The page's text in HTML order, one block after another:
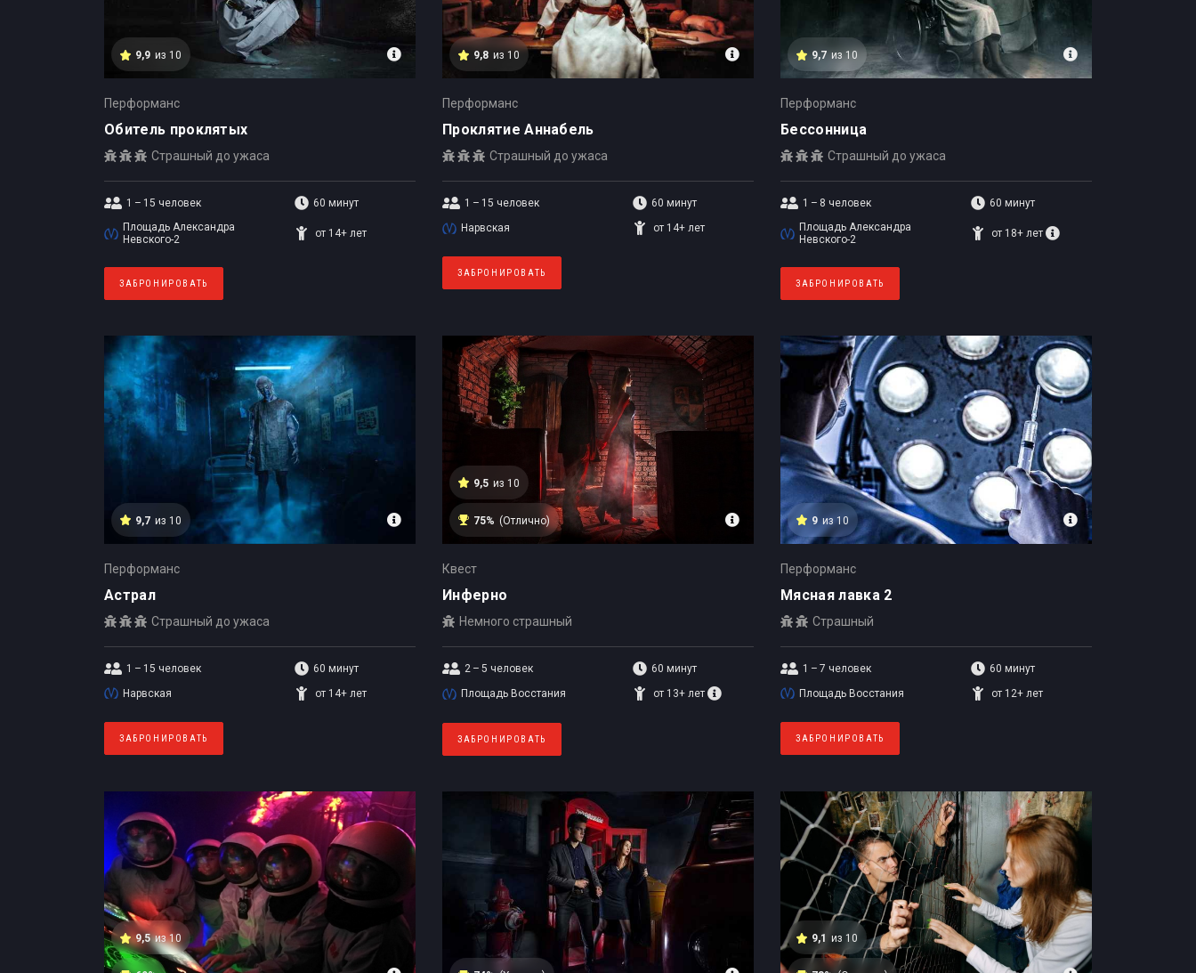
9,9 из 10
Перформанс
Обитель проклятых
Страшный до ужаса
1 – 15 человек
60 минут
Площадь Александра
Невского-2
от 14+ лет
ЗАБРОНИРОВАТЬ
9,8 из 10
Перформанс
Проклятие Аннабель
Страшный до ужаса
1 – 15 человек
60 минут
Нарвская
от 14+ лет
ЗАБРОНИРОВАТЬ
9,7 из 10
Перформанс
Бессонница
Страшный до ужаса
1 – 8 человек
60 минут
Площадь Александра
Невского-2
от 18+ лет
ЗАБРОНИРОВАТЬ
9,7 из 10
Перформанс
Астрал
Страшный до ужаса
1 – 15 человек
60 минут
Нарвская
от 14+ лет
ЗАБРОНИРОВАТЬ
9,5 из 10
75% (Отлично)
Квест
Инферно
Немного страшный
2 – 5 человек 60 минут
Площадь Восстания от 13+ лет
ЗАБРОНИРОВАТЬ
9 из 10
Перформанс
Мясная лавка 2
Страшный
1 – 7 человек
60 минут
Площадь Восстания
от 12+ лет
ЗАБРОНИРОВАТЬ
9,5 из 10 9,1 из 10